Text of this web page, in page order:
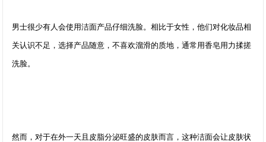
男士很少有人会使用洁面产品仔细洗脸。相比于女性，他们对化妆品相
关认识不足，选择产品随意，不喜欢溜滑的质地，通常用香皂用力揉搓
洗脸。
然而，对于在外一天且皮脂分泌旺盛的皮肤而言，这种洁面会让皮肤状